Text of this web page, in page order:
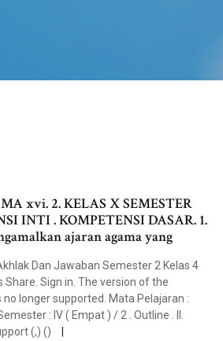
xvi. 2. KELAS X SEMESTER
INTI . KOMPETENSI DASAR. 1.
ajaran agama yang
Dan Jawaban Semester 2 Kelas 4
Share. Sign in. The version of the
no longer supported. Mata Pelajaran :
: IV ( Empat ) / 2 . Outline . II.
(,) ()